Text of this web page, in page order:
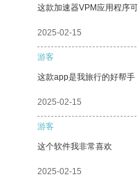
这款加速器VPM应用程序
2025-02-15
游客
这款app是我旅行的好帮手
2025-02-15
游客
这个软件我非常喜欢
2025-02-15